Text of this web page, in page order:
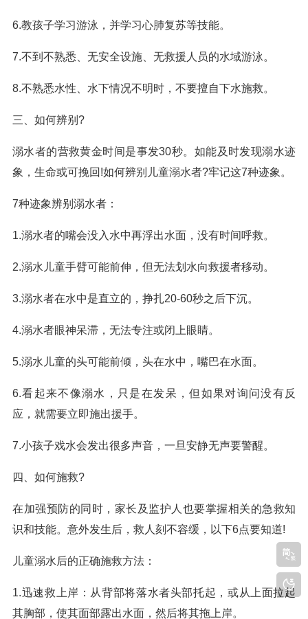
6.教孩子学习游泳，并学习心肺复苏等技能。
7.不到不熟悉、无安全设施、无救援人员的水域游泳。
8.不熟悉水性、水下情况不明时，不要擅自下水施救。
三、如何辨别?
溺水者的营救黄金时间是事发30秒。如能及时发现溺水迹
象，生命或可挽回!如何辨别儿童溺水者?牢记这7种迹象。
7种迹象辨别溺水者：
1.溺水者的嘴会没入水中再浮出水面，没有时间呼救。
2.溺水儿童手臂可能前伸，但无法划水向救援者移动。
3.溺水者在水中是直立的，挣扎20-60秒之后下沉。
4.溺水者眼神呆滞，无法专注或闭上眼睛。
5.溺水儿童的头可能前倾，头在水中，嘴巴在水面。
6.看起来不像溺水，只是在发呆，但如果对询问没有反
应，就需要立即施出援手。
7.小孩子戏水会发出很多声音，一旦安静无声要警醒。
四、如何施救?
在加强预防的同时，家长及监护人也要掌握相关的急救知
识和技能。意外发生后，救人刻不容缓，以下6点要知道!
儿童溺水后的正确施救方法：
1.迅速救上岸：从背部将落水者头部托起，或从上面拉起
其胸部，使其面部露出水面，然后将其拖上岸。